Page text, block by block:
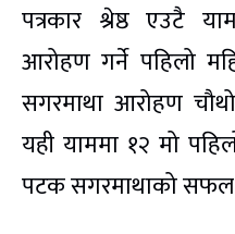
पत्रकार श्रेष्ठ एउटै
आरोहण गर्ने पहिलो
सगरमाथा आरोहण
यही याममा १२ मो
पटक सगरमाथाको सफल